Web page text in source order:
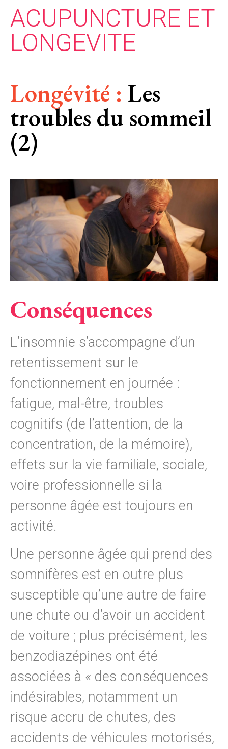
ACUPUNCTURE ET
LONGEVITE
Longévité : Les
troubles du sommeil
(2)
Conséquences
L’insomnie s’accompagne d’un
retentissement sur le
fonctionnement en journée :
fatigue, mal-être, troubles
cognitifs (de l’attention, de la
concentration, de la mémoire),
effets sur la vie familiale, sociale,
voire professionnelle si la
personne âgée est toujours en
activité.
Une personne âgée qui prend des
somnifères est en outre plus
susceptible qu’une autre de faire
une chute ou d’avoir un accident
de voiture ; plus précisément, les
benzodiazépines ont été
associées à « des conséquences
indésirables, notamment un
risque accru de chutes, des
accidents de véhicules motorisés,